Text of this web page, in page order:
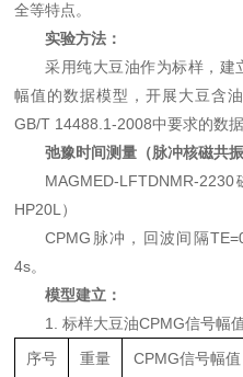
全等特点。
实验方法：
采用纯大豆油作为标样，建
幅值的数据模型，开展大豆含
GB/T 14488.1-2008中要求的数据
弛豫时间测量（脉冲核磁共振
MAGMED-LFTDNMR-
HP20L）
CPMG 脉冲，回波间隔T
4s。
模型建立：
1.标样大豆油CPMG信号幅
序号 重量 CPMG信号幅值